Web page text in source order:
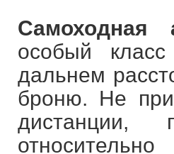
Самоходная
особый
дальнем
броню. Не
дистанции,